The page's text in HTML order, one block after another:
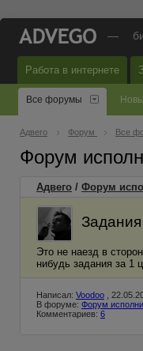
—
Работа в интернете
Все форумы
Адвего Форум Все
Форум
Адвего / Форум
Это не наезд в
нибудь задания за 1
Написал: Voodoo ,
В форуме: Форум
Комментариев: 6